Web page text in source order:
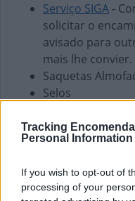
Tracking
Personal Information
If you wish to opt-out of
processing of your
Serviço SIGA -
solicitar o
avisado para
mais lhe convier.
Saquetas
Selos
Finanças e
Envio de vales -
Pagamento de
Pagamento de